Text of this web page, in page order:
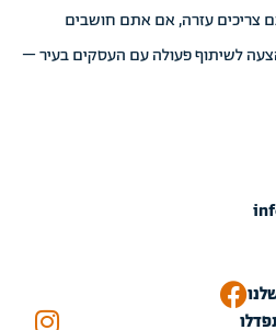
צריכים עזרה, אם אתם חושבים
לשיתוף פעולה עם העסקים בעיר –